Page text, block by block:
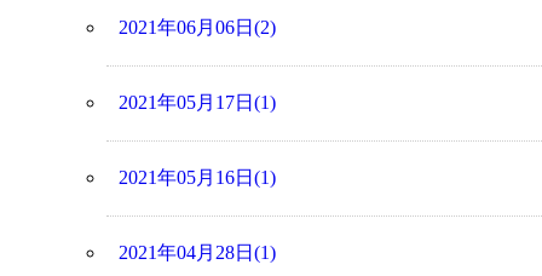
2021年06月06日(2)
2021年05月17日(1)
2021年05月16日(1)
2021年04月28日(1)